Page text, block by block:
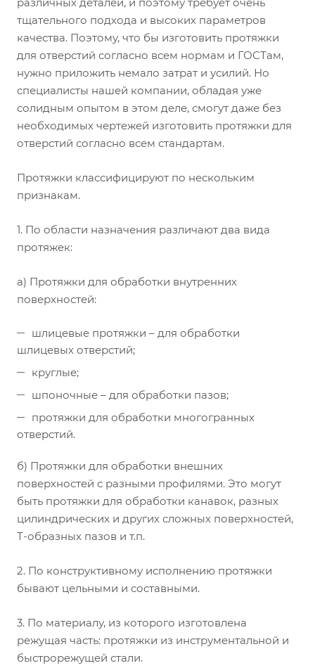
различных деталей, и поэтому требует очень
тщательного подхода и высоких параметров
качества. Поэтому, что бы изготовить протяжки
для отверстий согласно всем нормам и ГОСТам,
нужно приложить немало затрат и усилий. Но
специалисты нашей компании, обладая уже
солидным опытом в этом деле, смогут даже без
необходимых чертежей изготовить протяжки для
отверстий согласно всем стандартам.
Протяжки классифицируют по нескольким
признакам.
1. По области назначения различают два вида
протяжек:
а) Протяжки для обработки внутренних
поверхностей:
шлицевые протяжки – для обработки
шлицевых отверстий;
круглые;
шпоночные – для обработки пазов;
протяжки для обработки многогранных
отверстий.
б) Протяжки для обработки внешних
поверхностей с разными профилями. Это могут
быть протяжки для обработки канавок, разных
цилиндрических и других сложных поверхностей,
Т-образных пазов и т.п.
2. По конструктивному исполнению протяжки
бывают цельными и составными.
3. По материалу, из которого изготовлена
режущая часть: протяжки из инструментальной и
быстрорежущей стали.